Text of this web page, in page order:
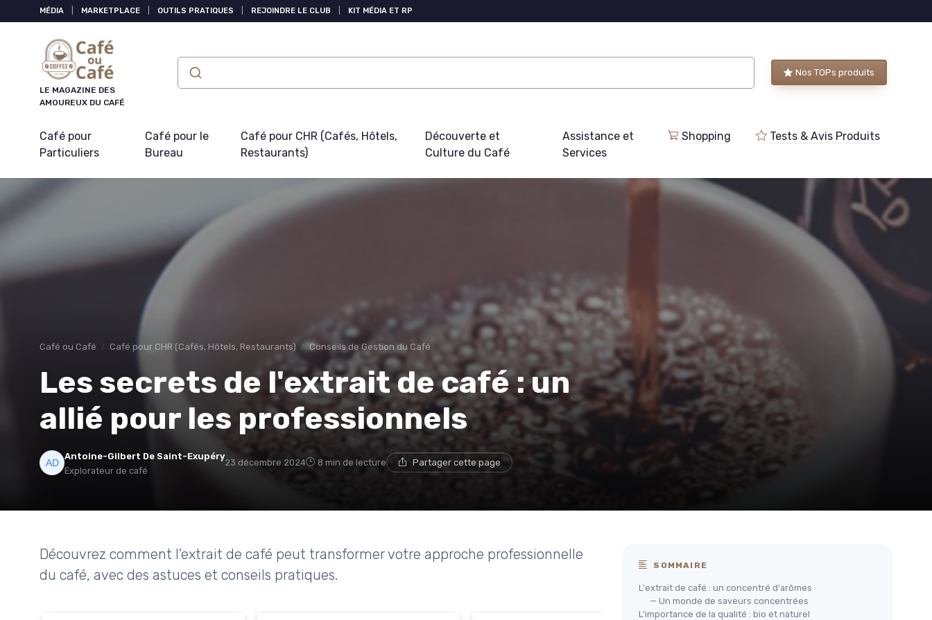
MÉDIA MARKETPLACE OUTILS PRATIQUES REJOINDRE LE CLUB KIT MÉDIA ET RP
LE MAGAZINE DES
AMOUREUX DU CAFÉ
Nos TOPs produits
Café pour
Particuliers
Café pour le
Bureau
Café pour CHR (Cafés, Hôtels,
Restaurants)
Découverte et
Culture du Café
Assistance et
Services
Shopping Tests & Avis Produits
Café ou Café Café pour CHR (Cafés, Hôtels, Restaurants) Conseils de Gestion du Café
Les secrets de l'extrait de café : un
allié pour les professionnels
Antoine-Gilbert De Saint-Exupéry
Explorateur de café
23 décembre 2024 8 min de lecture Partager cette page
Découvrez comment l'extrait de café peut transformer votre approche professionnelle
du café, avec des astuces et conseils pratiques.
SOMMAIRE
L'extrait de café : un concentré d'arômes
— Un monde de saveurs concentrées
L'importance de la qualité : bio et naturel
Panneau de gestion des cookies